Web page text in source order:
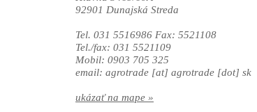
92901 Dunajská Streda
Tel. 031 5516986 Fax: 5521108
Tel./fax: 031 5521109
Mobil: 0903 705 325
email: agrotrade [at] agrotrade [dot] sk
ukázať na mape »